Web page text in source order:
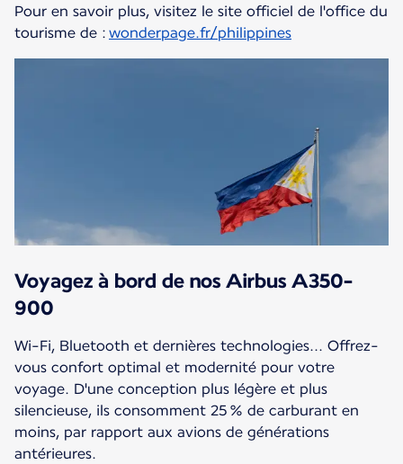
Pour en savoir plus, visitez le site officiel de l'office du
tourisme de : wonderpage.fr/philippines
Voyagez à bord de nos Airbus A350-
900
Wi-Fi, Bluetooth et dernières technologies... Offrez-
vous confort optimal et modernité pour votre
voyage. D'une conception plus légère et plus
silencieuse, ils consomment 25 % de carburant en
moins, par rapport aux avions de générations
antérieures.